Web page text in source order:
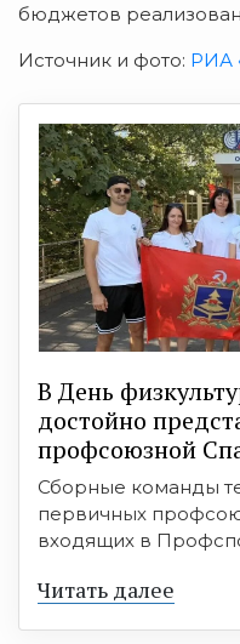
бюджетов
Источник и фото: РИА
В День
достойно
профсоюзной
Сборные команды
первичных
входящих в
Читать далее